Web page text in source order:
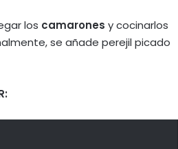
los camarones y cocinarlos
se añade perejil picado